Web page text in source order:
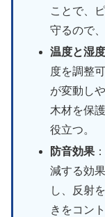
ことで、
守るので、
温度と湿
度を調整
が変動し
木材を保
役立つ。
防音効果
減する効
し、反射
きをコン